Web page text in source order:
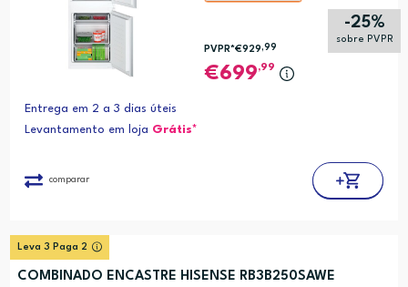
de
-25%
sobre PVPR
PVPR*€929 ,99
699,99
Entrega em 2 a 3 dias úteis
Levantamento em loja Grátis*
comparar
Leva 3 Paga 2
COMBINADO ENCASTRE HISENSE RB3B250SAWE